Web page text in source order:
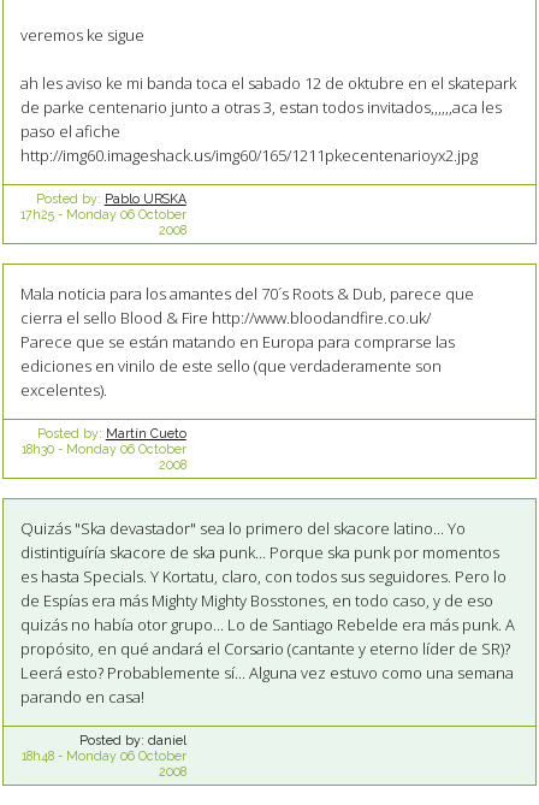
veremos ke sigue
ah les aviso ke mi banda toca el sabado 12 de oktubre en el skatepark
de parke centenario junto a otras 3, estan todos invitados,,,,,,aca les
paso el afiche
http://img60.imageshack.us/img60/165/1211pkecentenarioyx2.jpg
Posted by: Pablo URSKA
17h25- Monday 06 October
2008
Mala noticia para los amantes del 70´s Roots & Dub, parece que
cierra el sello Blood & Fire http://www.bloodandfire.co.uk/
Parece que se están matando en Europa para comprarse las
ediciones en vinilo de este sello (que verdaderamente son
excelentes).
Posted by: Martín Cueto
18h30- Monday 06 October
2008
Quizás "Ska devastador" sea lo primero del skacore latino... Yo
distintiguíría skacore de ska punk... Porque ska punk por momentos
es hasta Specials. Y Kortatu, claro, con todos sus seguidores. Pero lo
de Espías era más Mighty Mighty Bosstones, en todo caso, y de eso
quizás no había otor grupo... Lo de Santiago Rebelde era más punk. A
propósito, en qué andará el Corsario (cantante y eterno líder de SR)?
Leerá esto? Probablemente sí... Alguna vez estuvo como una semana
parando en casa!
Posted by: daniel
18h48- Monday 06 October
2008